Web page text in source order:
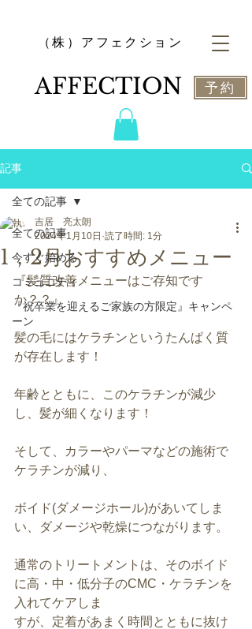
​（株）アフェクション
​AFFECTION 予約
記事
全ての記事
今すぐ始める
コミュニティ
『祝卒業を迎えるご家族の方限定』キャンペ
ーン
全ての記事
1，2月おすすめメニュー
吉居 亮太朗
2024年1月10日 読了時間: 1分
『髪質改善メニューはご存知です
か？？』
髪の毛にはケラチンというたんぱく質
が存在します！
年齢とともに、このケラチンが減少
し、髪が細くなります！
そして、カラーやパーマなどの施術で
ケラチンが減り、
ボイド(ダメージホール)があいてしま
い、ダメージや乾燥につながります。
通常のトリートメントは、そのボイド
に高・中・低分子のCMC・ケラチンを
入れてケアしま
すが、定着があまく時間とともに抜け